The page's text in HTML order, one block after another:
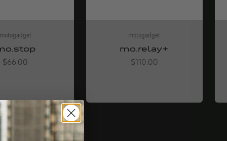
Angebot
$66.00
motogadget
mo.relay+
Angebot
$110.00